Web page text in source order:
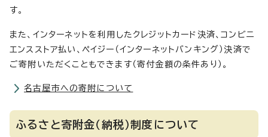
す。
また、インターネットを利用したクレジットカード決済、コンビニ
エンスストア払い、ペイジー（インターネットバンキング）決済で
ご寄附いただくこともできます（寄付金額の条件あり）。
名古屋市への寄附について
ふるさと寄附金（納税）制度について